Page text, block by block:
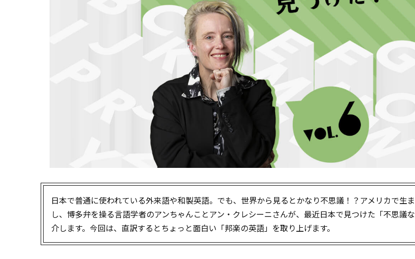
日本で普通に使われている外来語や和製英語。でも、世界から見るとかなり不思議！？アメリカで生
し、博多弁を操る言語学者のアンちゃんことアン・クレシーニさんが、最近日本で見つけた「不思議
介します。今回は、直訳するとちょっと面白い「邦楽の英語」を取り上げます。